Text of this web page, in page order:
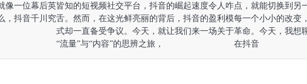
像一位幕后英
，抖音千川究
皆知的短视频社交平台，抖音的崛起速度令人咋
舌。然而，在这光鲜亮丽的背后，抖音的盈利模
式却一直备受争议。今天，就让我们来一场关于
“流量”与“内容”的思辨之旅，
点，就能切换到另
每一个小小的改变
革命。今天，我
在抖音